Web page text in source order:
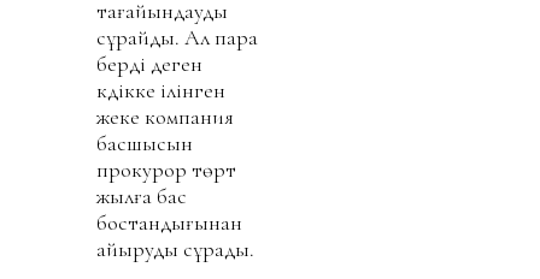
тағайындауды
сұрайды. Ал пара
берді деген
күдікке ілінген
жеке компания
басшысын
прокурор төрт
жылға бас
бостандығынан
айыруды сұрады.